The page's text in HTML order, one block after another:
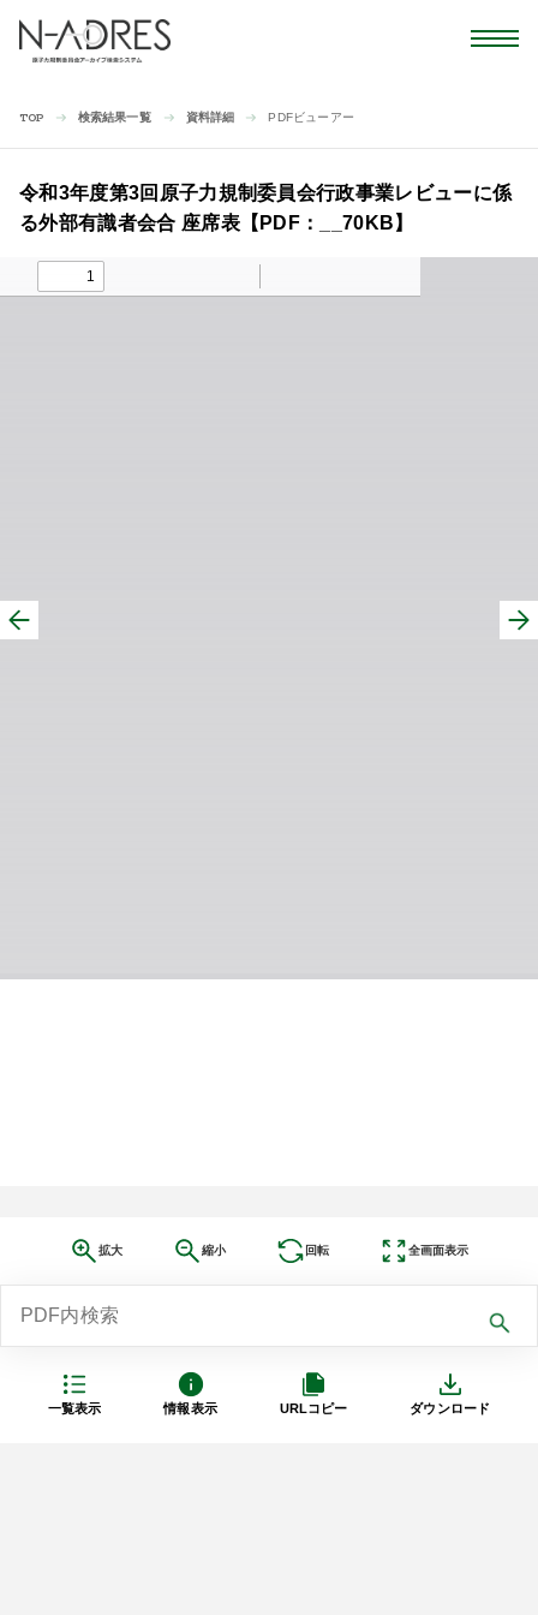
TOP 検索結果一覧 資料詳細 PDFビューアー
一覧表示 情報表示 URLコピー ダウンロード
令和3年度第3回原子力規制委員会行政事業レビューに係
る外部有識者会合 座席表【PDF：__70KB】
拡大 縮小 回転 全画面表示